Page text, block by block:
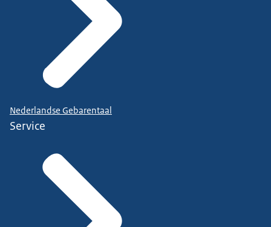
Nederlandse Gebarentaal
Service